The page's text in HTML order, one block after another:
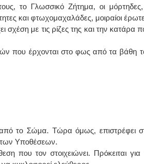
το Γλωσσικό Ζήτημα, οι
και φτωχομαχαλάδες, μοιραίοι
σχέση με τις ρίζες της και την κατάρα
που έρχονται στο φως από τα βάθη
το Σώμα. Τώρα όμως, επιστρέφει
Υποθέσεων.
που τον στοιχειώνει. Πρόκειται για